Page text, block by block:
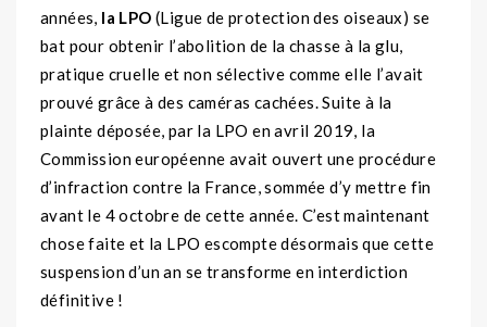
années, la LPO (Ligue de protection des oiseaux) se
bat pour obtenir l’abolition de la chasse à la glu,
pratique cruelle et non sélective comme elle l’avait
prouvé grâce à des caméras cachées. Suite à la
plainte déposée, par la LPO en avril 2019, la
Commission européenne avait ouvert une procédure
d’infraction contre la France, sommée d’y mettre fin
avant le 4 octobre de cette année. C’est maintenant
chose faite et la LPO escompte désormais que cette
suspension d’un an se transforme en interdiction
définitive !